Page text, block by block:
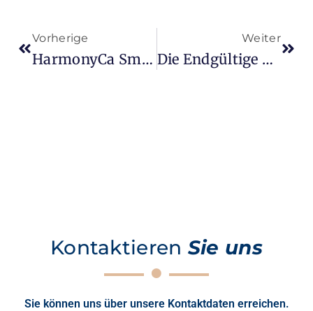
Vorherige
HarmonyCa Smart Filling Anwendung | Medlook Nişantaşı
Weiter
Die Endgültige Lösung Für Falten Um Die Augen | Junges Aussehen
Kontaktieren Sie uns
Sie können uns über unsere Kontaktdaten erreichen.